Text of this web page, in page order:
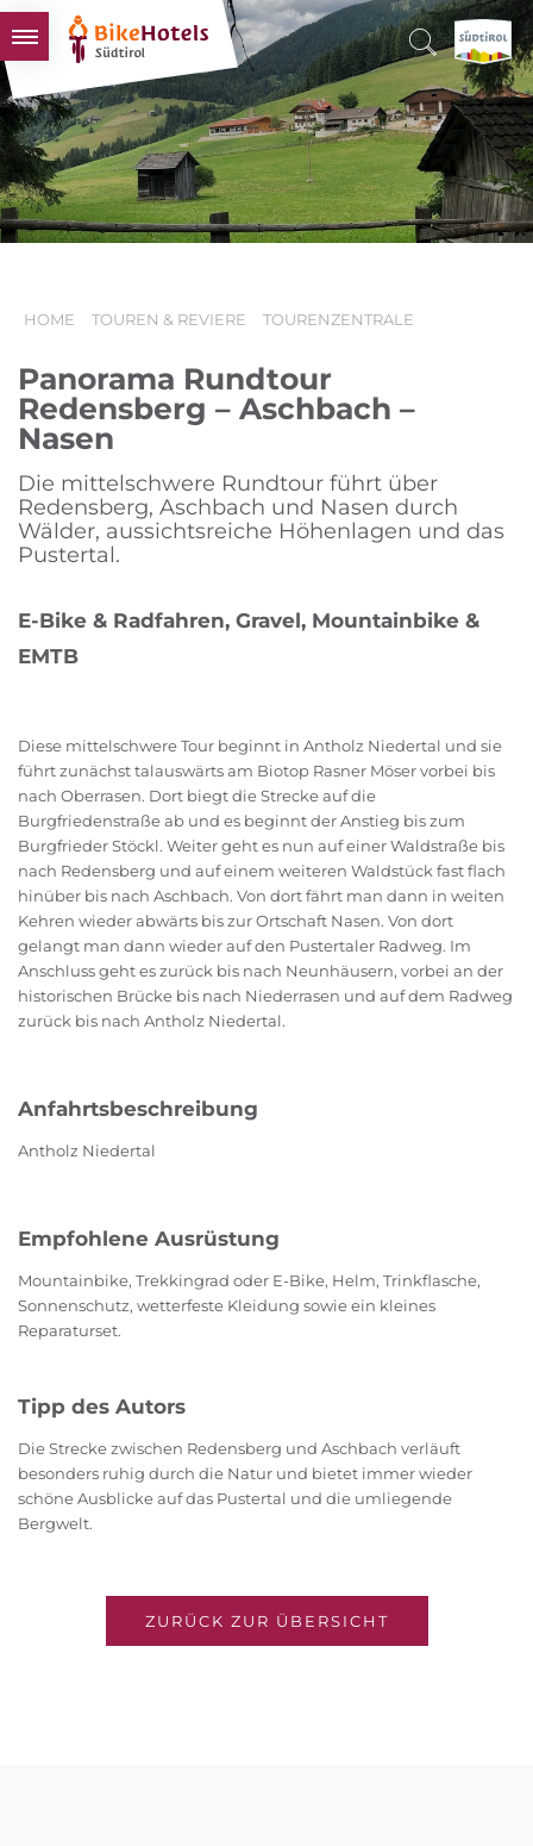
BIKEHOTELS
HOTELS & PAKETE
TOUREN & REVIERE
SÜDTIROL & WIR
HOME TOUREN & REVIERE TOURENZENTRALE
Panorama Rundtour
Redensberg – Aschbach –
Nasen
Die mittelschwere Rundtour führt über
Redensberg, Aschbach und Nasen durch
Wälder, aussichtsreiche Höhenlagen und das
Pustertal.
E-Bike & Radfahren, Gravel, Mountainbike &
EMTB
Diese mittelschwere Tour beginnt in Antholz Niedertal und sie
führt zunächst talauswärts am Biotop Rasner Möser vorbei bis
nach Oberrasen. Dort biegt die Strecke auf die
Burgfriedenstraße ab und es beginnt der Anstieg bis zum
Burgfrieder Stöckl. Weiter geht es nun auf einer Waldstraße bis
nach Redensberg und auf einem weiteren Waldstück fast flach
hinüber bis nach Aschbach. Von dort fährt man dann in weiten
Kehren wieder abwärts bis zur Ortschaft Nasen. Von dort
gelangt man dann wieder auf den Pustertaler Radweg. Im
Anschluss geht es zurück bis nach Neunhäusern, vorbei an der
historischen Brücke bis nach Niederrasen und auf dem Radweg
zurück bis nach Antholz Niedertal.
Anfahrtsbeschreibung
Antholz Niedertal
Empfohlene Ausrüstung
Mountainbike, Trekkingrad oder E-Bike, Helm, Trinkflasche,
Sonnenschutz, wetterfeste Kleidung sowie ein kleines
Reparaturset.
Tipp des Autors
Die Strecke zwischen Redensberg und Aschbach verläuft
besonders ruhig durch die Natur und bietet immer wieder
schöne Ausblicke auf das Pustertal und die umliegende
Bergwelt.
ZURÜCK ZUR ÜBERSICHT